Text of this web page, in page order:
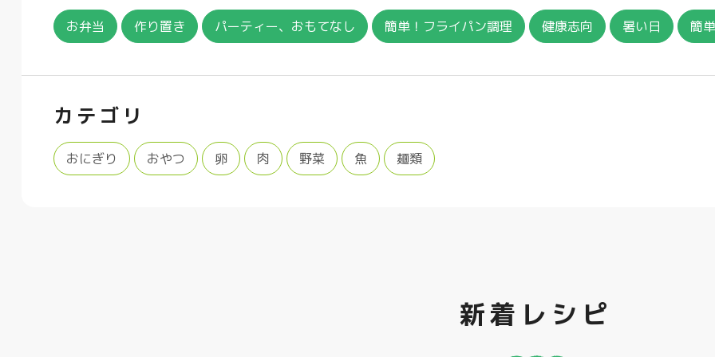
お弁当 作り置き パーティー、おもてなし 簡単！フライパン調理 健康志向 暑い日 簡
カテゴリ
おにぎり おやつ 卵 肉 野菜 魚 麺類
新着レシピ